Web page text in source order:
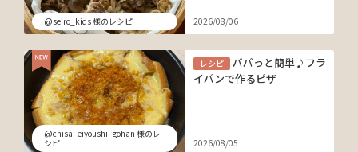
@seiro_kids 様のレシピ 2026/08/06
@chisa_eiyoushi_gohan 様のレ
シピ
レシピ
パパっと簡単♪フラ
イパンで作るピザ
2026/08/05